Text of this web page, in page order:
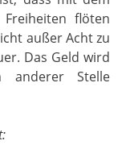
flöten
außer Acht zu
Das Geld wird
anderer Stelle